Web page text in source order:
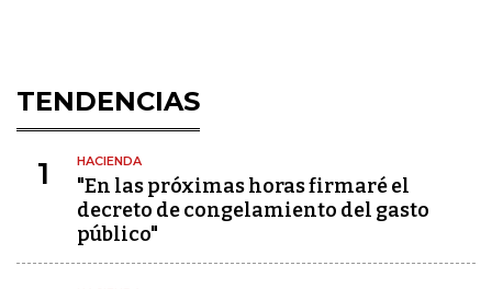
TENDENCIAS
1 HACIENDA
"En las próximas horas firmaré el
decreto de congelamiento del gasto
público"